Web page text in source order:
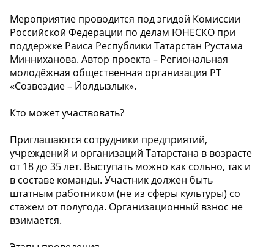
Мероприятие проводится под эгидой Комиссии
Российской Федерации по делам ЮНЕСКО при
поддержке Раиса Республики Татарстан Рустама
Минниханова. Автор проекта – Региональная
молодёжная общественная организация РТ
«Созвездие – Йолдызлык».
Кто может участвовать?
Приглашаются сотрудники предприятий,
учреждений и организаций Татарстана в возрасте
от 18 до 35 лет. Выступать можно как сольно, так и
в составе команды. Участник должен быть
штатным работником (не из сферы культуры) со
стажем от полугода. Организационный взнос не
взимается.